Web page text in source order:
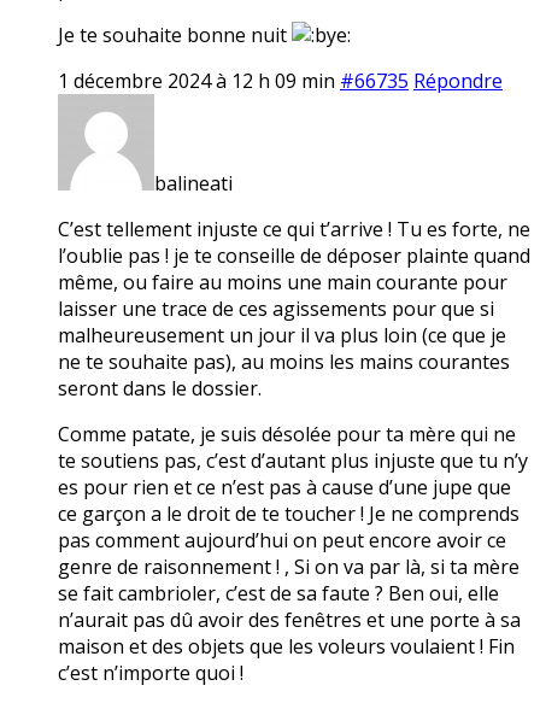
Je te souhaite bonne nuit
1 décembre 2024 à 12 h 09 min #66735 Répondre
balineati
C’est tellement injuste ce qui t’arrive ! Tu es forte, ne
l’oublie pas ! je te conseille de déposer plainte quand
même, ou faire au moins une main courante pour
laisser une trace de ces agissements pour que si
malheureusement un jour il va plus loin (ce que je
ne te souhaite pas), au moins les mains courantes
seront dans le dossier.
Comme patate, je suis désolée pour ta mère qui ne
te soutiens pas, c’est d’autant plus injuste que tu n’y
es pour rien et ce n’est pas à cause d’une jupe que
ce garçon a le droit de te toucher ! Je ne comprends
pas comment aujourd’hui on peut encore avoir ce
genre de raisonnement ! , Si on va par là, si ta mère
se fait cambrioler, c’est de sa faute ? Ben oui, elle
n’aurait pas dû avoir des fenêtres et une porte à sa
maison et des objets que les voleurs voulaient ! Fin
c’est n’importe quoi !